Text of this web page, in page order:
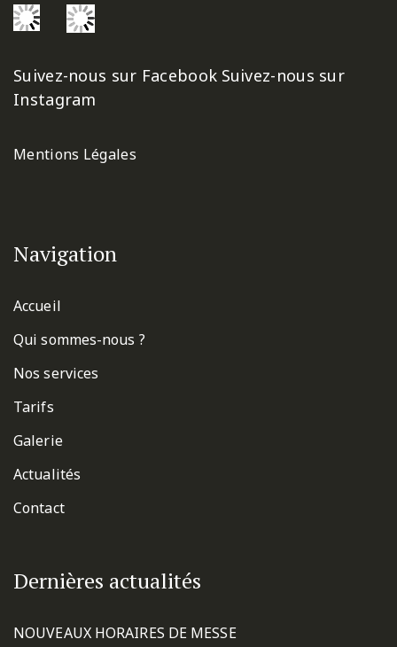
Suivez-nous sur Facebook Suivez-nous sur
Instagram
Mentions Légales
Navigation
Accueil
Qui sommes-nous ?
Nos services
Tarifs
Galerie
Actualités
Contact
Dernières actualités
NOUVEAUX HORAIRES DE MESSE